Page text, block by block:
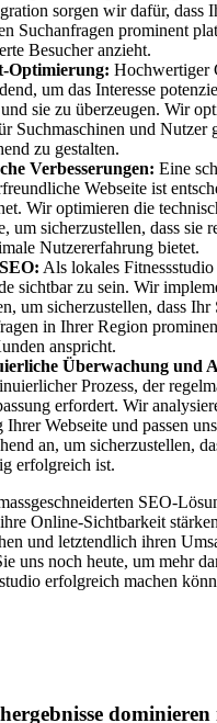
sorgen wir dafür, dass
Suchanfragen prominent
Besucher anzieht.
Optimierung: Hochwertiger
um das Interesse
sie zu überzeugen. Wir
Suchmaschinen und Nutzer
zu gestalten.
Verbesserungen: Eine
Webseite ist
Wir optimieren die
um sicherzustellen, dass sie
Nutzererfahrung bietet.
Als lokales
sichtbar zu sein. Wir
um sicherzustellen, dass
in Ihrer Region
anspricht.
Überwachung und
Prozess, der
erfordert. Wir
Ihrer Webseite und passen
an, um sicherzustellen,
erfolgreich ist.
SEO-
Online-Sichtbarkeit
und letztendlich ihren
uns noch heute, um mehr
erfolgreich machen